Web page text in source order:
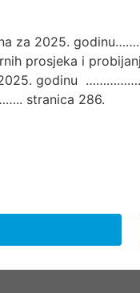
za 2025.
prosjeka i
za 2025. godinu
stranica 286.